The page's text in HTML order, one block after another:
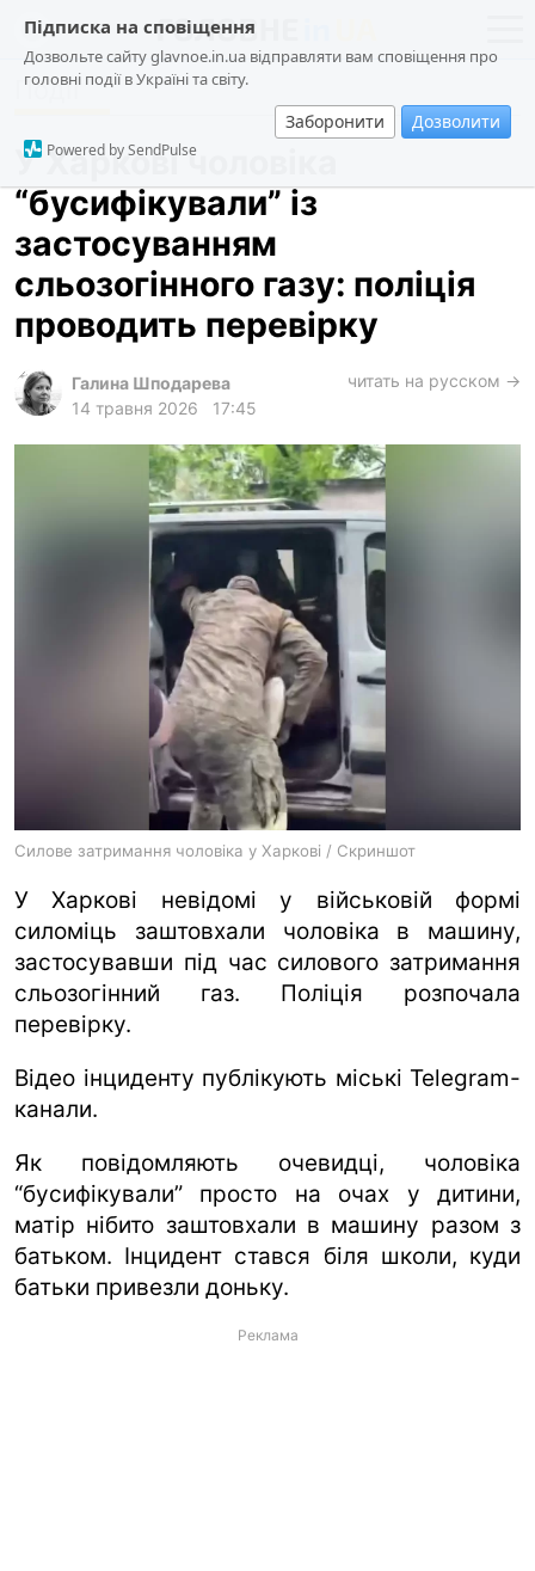
Підписка на сповіщення
Дозвольте сайту glavnoe.in.ua відправляти вам сповіщення про
головні події в Україні та світу.
Заборонити Дозволити
Powered by SendPulse
новини
про проєкт
суспільство
події
техно
спорт
лонгріди
архів
gambling
en
Події
У Харкові чоловіка
“бусифікували” із
застосуванням
сльозогінного газу: поліція
проводить перевірку
Галина Шподарева
14 травня 2026
17:45
читать на русском →
Силове затримання чоловіка у Харкові / Скриншот
У Харкові невідомі у військовій формі
силоміць заштовхали чоловіка в машину,
застосувавши під час силового затримання
сльозогінний газ. Поліція розпочала
перевірку.
Відео інциденту публікують міські Telegram-
канали.
Як повідомляють очевидці, чоловіка
“бусифікували” просто на очах у дитини,
матір нібито заштовхали в машину разом з
батьком. Інцидент стався біля школи, куди
батьки привезли доньку.
Реклама